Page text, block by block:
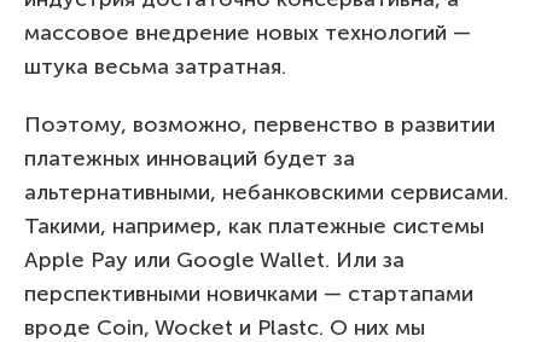
массовое внедрение новых технологий —
штука весьма затратная.
Поэтому, возможно, первенство в развитии
платежных инноваций будет за
альтернативными, небанковскими сервисами.
Такими, например, как платежные системы
Apple Pay или Google Wallet. Или за
перспективными новичками — стартапами
вроде Coin, Wocket и Plastc. О них мы